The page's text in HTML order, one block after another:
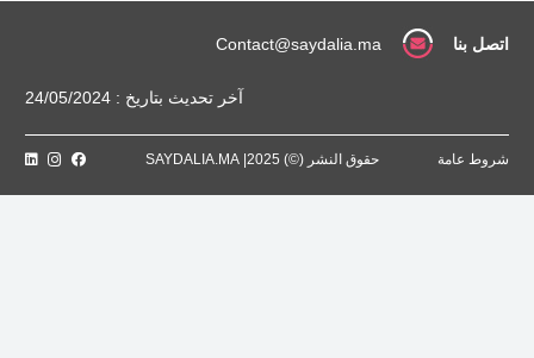
اتصل بنا Contact@saydalia.ma
آخر تحديث بتاريخ : 24/05/2024
شروط عامة حقوق النشر (©) 2025| SAYDALIA.MA